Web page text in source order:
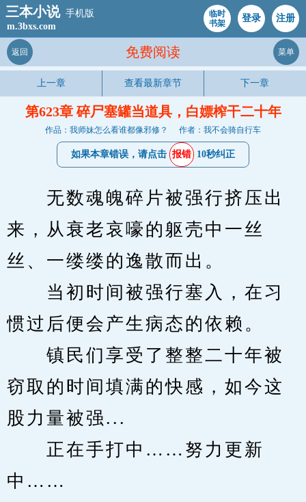
三本小说 手机版
m.3bxs.com
临时
书架
登录 注册
免费阅读
返回 菜单
上一章 查看最新章节 下一章
第623章 碎尸塞罐当道具，白嫖榨干二十年
作品：我师妹怎么看谁都像邪修？ 作者：我不会骑自行车
如果本章错误，请点击 报错 10秒纠正
无数魂魄碎片被强行挤压出
来，从衰老哀嚎的躯壳中一丝
丝、一缕缕的逸散而出。
当初时间被强行塞入，在习
惯过后便会产生病态的依赖。
镇民们享受了整整二十年被
窃取的时间填满的快感，如今这
股力量被强...
正在手打中……努力更新
中……